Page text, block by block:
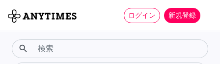
ログイン 新規登録
search